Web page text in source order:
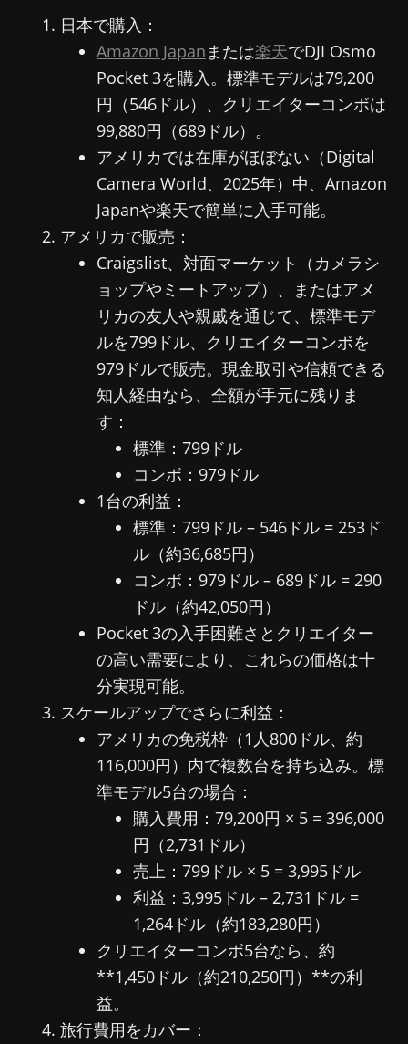
日本で購入：
Amazon Japanまたは楽天でDJI Osmo
Pocket 3を購入。標準モデルは79,200
円（546ドル）、クリエイターコンボは
99,880円（689ドル）。
アメリカでは在庫がほぼない（Digital
Camera World、2025年）中、Amazon
Japanや楽天で簡単に入手可能。
アメリカで販売：
Craigslist、対面マーケット（カメラシ
ョップやミートアップ）、またはアメ
リカの友人や親戚を通じて、標準モデ
ルを799ドル、クリエイターコンボを
979ドルで販売。現金取引や信頼できる
知人経由なら、全額が手元に残りま
す：
標準：799ドル
コンボ：979ドル
1台の利益：
標準：799ドル – 546ドル = 253ド
ル（約36,685円）
コンボ：979ドル – 689ドル = 290
ドル（約42,050円）
Pocket 3の入手困難さとクリエイター
の高い需要により、これらの価格は十
分実現可能。
スケールアップでさらに利益：
アメリカの免税枠（1人800ドル、約
116,000円）内で複数台を持ち込み。標
準モデル5台の場合：
購入費用：79,200円 × 5 = 396,000
円（2,731ドル）
売上：799ドル × 5 = 3,995ドル
利益：3,995ドル – 2,731ドル =
1,264ドル（約183,280円）
クリエイターコンボ5台なら、約
**1,450ドル（約210,250円）**の利
益。
旅行費用をカバー：